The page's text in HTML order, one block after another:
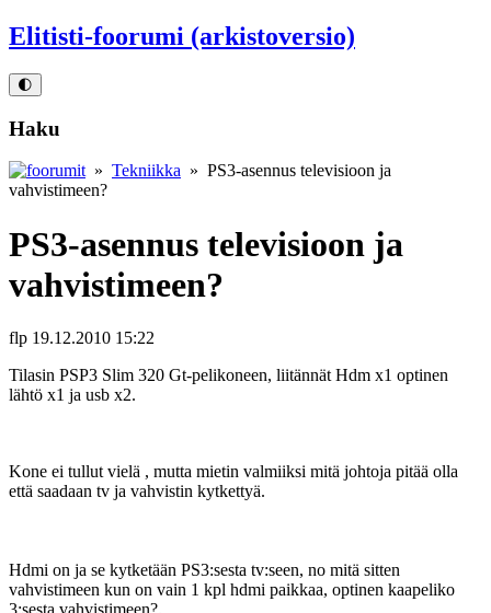
Elitisti-foorumi (arkistoversio)
🌓
Haku
» Tekniikka » PS3-asennus televisioon ja
vahvistimeen?
PS3-asennus televisioon ja
vahvistimeen?
flp 19.12.2010 15:22
Tilasin PSP3 Slim 320 Gt-pelikoneen, liitännät Hdm x1 optinen
lähtö x1 ja usb x2.
Kone ei tullut vielä , mutta mietin valmiiksi mitä johtoja pitää olla
että saadaan tv ja vahvistin kytkettyä.
Hdmi on ja se kytketään PS3:sesta tv:seen, no mitä sitten
vahvistimeen kun on vain 1 kpl hdmi paikkaa, optinen kaapeliko